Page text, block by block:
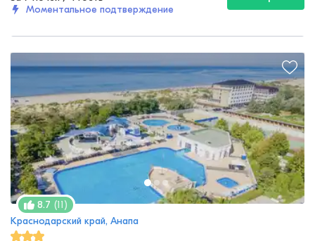
Моментальное подтверждение
8.7 (11)
Краснодарский край, Анапа